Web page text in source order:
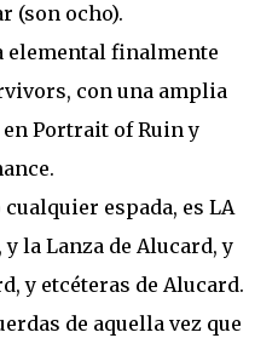
(son ocho).
elemental finalmente
con una amplia
Portrait of Ruin y
espada, es LA
y la Lanza de Alucard, y
y etcéteras de Alucard.
de aquella vez que